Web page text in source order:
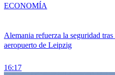
Alemania refuerza la seguridad
aeropuerto de Leipzig
16:17
ECONOMÍA